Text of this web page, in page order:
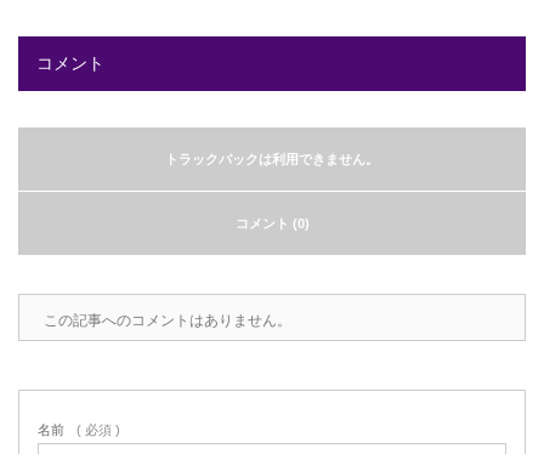
コメント
トラックバックは利用できません。
コメント (0)
この記事へのコメントはありません。
名前 ( 必須 )